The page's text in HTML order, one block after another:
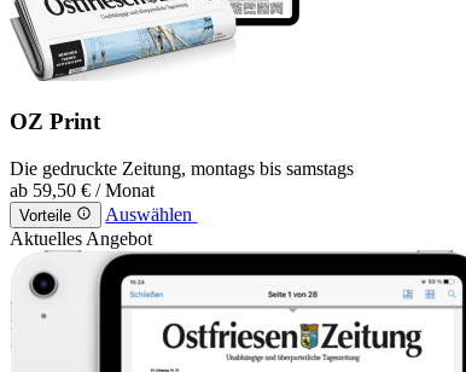
OZ Print
Die gedruckte Zeitung, montags bis samstags
ab 59,50 € / Monat
Vorteile
Auswählen
Aktuelles Angebot